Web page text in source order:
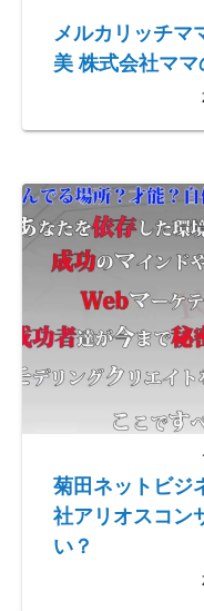
メルカリッチマ
美 株式会社マ
菊田ネットビジ
社アリオスコン
い？